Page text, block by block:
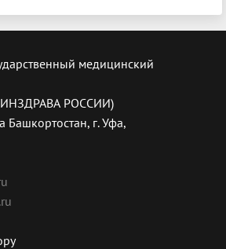
медицинский
РОССИИ)
Башкортостан, г. Уфа,